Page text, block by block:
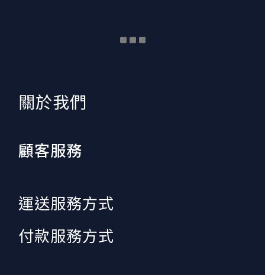
​關於我們
顧客服務
運送服務方式
付款服務方式